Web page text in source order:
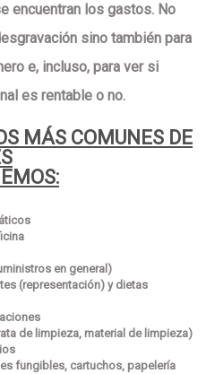
encuentran los gastos. No
sino también para
e, incluso, para ver si
es rentable o no.
MÁS COMUNES DE
en general)
(representación) y dietas
de limpieza, material de limpieza)
fungibles, cartuchos, papelería